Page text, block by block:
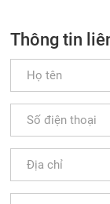
Thông tin